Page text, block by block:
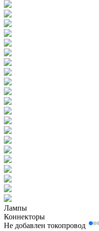
Лампы
Коннекторы
Не добавлен токопровод